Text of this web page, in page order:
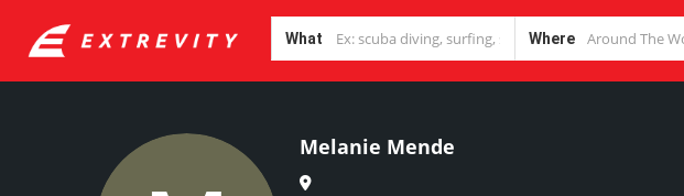
What Where
Melanie Mende